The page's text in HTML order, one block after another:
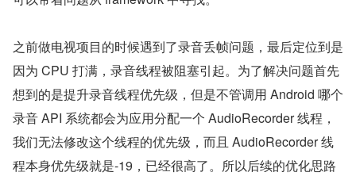
之前做电视项目的时候遇到了录音丢帧问题，最后定位到是
因为 CPU 打满，录音线程被阻塞引起。为了解决问题首先
想到的是提升录音线程优先级，但是不管调用 Android 哪个
录音 API 系统都会为应用分配一个 AudioRecorder 线程，
我们无法修改这个线程的优先级，而且 AudioRecorder 线
程本身优先级就是-19，已经很高了。所以后续的优化思路